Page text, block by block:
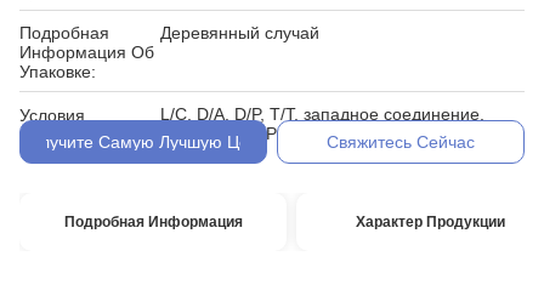
Подробная
Информация Об
Упаковке:
Деревянный случай
Условия
Оплаты:
L/C, D/A, D/P, T/T, западное соединение,
MoneyGram, Paypal
Получите Самую Лучшую Цену Свяжитесь Сейчас
Подробная Информация Характер Продукции